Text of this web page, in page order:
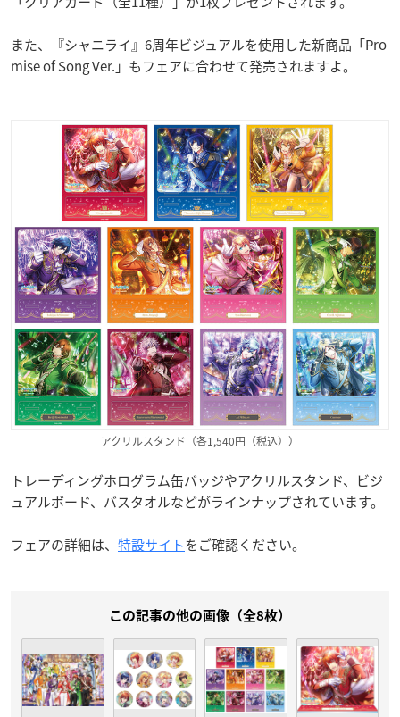
また、『シャニライ』6周年ビジュアルを使用した新商品「Pro
mise of Song Ver.」もフェアに合わせて発売されますよ。
アクリルスタンド（各1,540円（税込））
トレーディングホログラム缶バッジやアクリルスタンド、ビジ
ュアルボード、バスタオルなどがラインナップされています。
フェアの詳細は、 特設サイトをご確認ください。
この記事の他の画像（全8枚）